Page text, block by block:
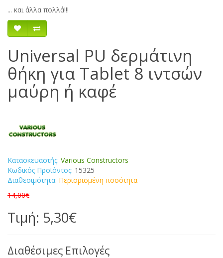
... και άλλα πολλά!!!
Universal PU δερμάτινη
θήκη για Tablet 8 ιντσών
μαύρη ή καφέ
Κατασκευαστής: Various Constructors
Κωδικός Προϊόντος: 15325
Διαθεσιμότητα: Περιορισμένη ποσότητα
14,00€
Τιμή: 5,30€
Διαθέσιμες Επιλογές